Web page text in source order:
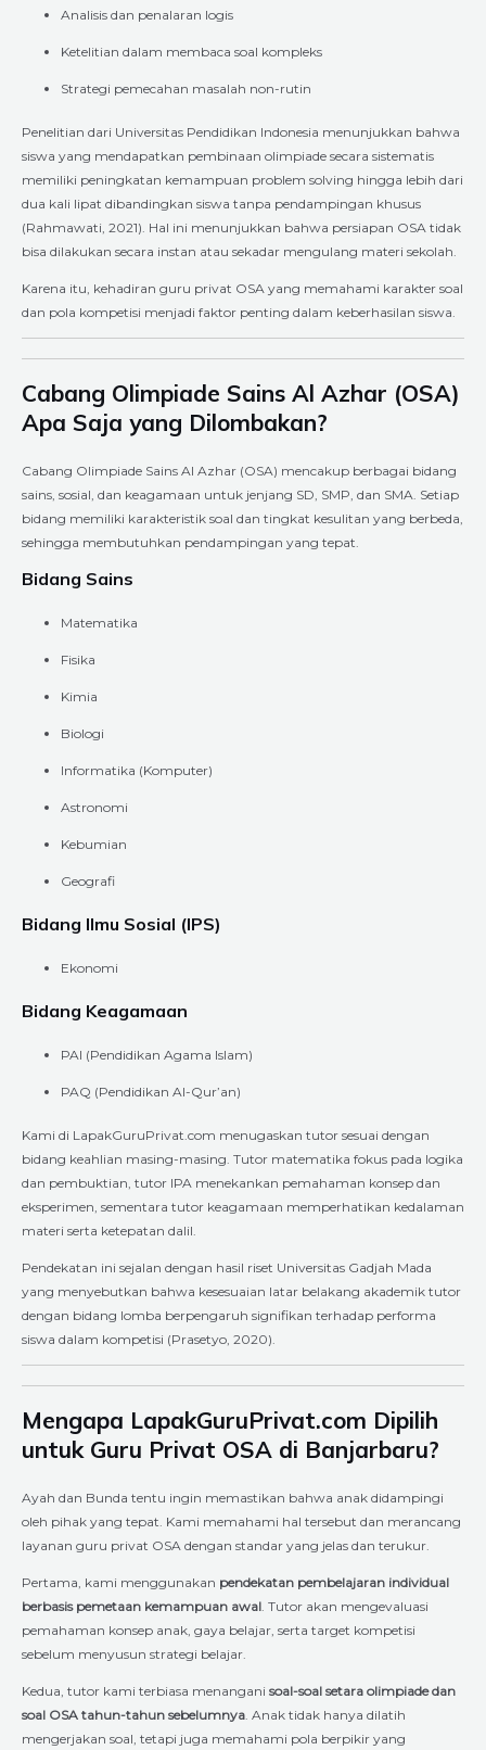
Analisis dan penalaran logis
Ketelitian dalam membaca soal kompleks
Strategi pemecahan masalah non-rutin
Penelitian dari Universitas Pendidikan Indonesia menunjukkan bahwa
siswa yang mendapatkan pembinaan olimpiade secara sistematis
memiliki peningkatan kemampuan problem solving hingga lebih dari
dua kali lipat dibandingkan siswa tanpa pendampingan khusus
(Rahmawati, 2021). Hal ini menunjukkan bahwa persiapan OSA tidak
bisa dilakukan secara instan atau sekadar mengulang materi sekolah.
Karena itu, kehadiran guru privat OSA yang memahami karakter soal
dan pola kompetisi menjadi faktor penting dalam keberhasilan siswa.
Cabang Olimpiade Sains Al Azhar (OSA)
Apa Saja yang Dilombakan?
Cabang Olimpiade Sains Al Azhar (OSA) mencakup berbagai bidang
sains, sosial, dan keagamaan untuk jenjang SD, SMP, dan SMA. Setiap
bidang memiliki karakteristik soal dan tingkat kesulitan yang berbeda,
sehingga membutuhkan pendampingan yang tepat.
Bidang Sains
Matematika
Fisika
Kimia
Biologi
Informatika (Komputer)
Astronomi
Kebumian
Geografi
Bidang Ilmu Sosial (IPS)
Ekonomi
Bidang Keagamaan
PAI (Pendidikan Agama Islam)
PAQ (Pendidikan Al-Qur’an)
Kami di LapakGuruPrivat.com menugaskan tutor sesuai dengan
bidang keahlian masing-masing. Tutor matematika fokus pada logika
dan pembuktian, tutor IPA menekankan pemahaman konsep dan
eksperimen, sementara tutor keagamaan memperhatikan kedalaman
materi serta ketepatan dalil.
Pendekatan ini sejalan dengan hasil riset Universitas Gadjah Mada
yang menyebutkan bahwa kesesuaian latar belakang akademik tutor
dengan bidang lomba berpengaruh signifikan terhadap performa
siswa dalam kompetisi (Prasetyo, 2020).
Mengapa LapakGuruPrivat.com Dipilih
untuk Guru Privat OSA di Banjarbaru?
Ayah dan Bunda tentu ingin memastikan bahwa anak didampingi
oleh pihak yang tepat. Kami memahami hal tersebut dan merancang
layanan guru privat OSA dengan standar yang jelas dan terukur.
Pertama, kami menggunakan pendekatan pembelajaran individual
berbasis pemetaan kemampuan awal . Tutor akan mengevaluasi
pemahaman konsep anak, gaya belajar, serta target kompetisi
sebelum menyusun strategi belajar.
Kedua, tutor kami terbiasa menangani soal-soal setara olimpiade dan
soal OSA tahun-tahun sebelumnya . Anak tidak hanya dilatih
mengerjakan soal, tetapi juga memahami pola berpikir yang